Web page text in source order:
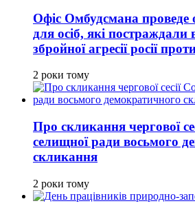
Офіс Омбудсмана проведе
для осіб, які постраждали
збройної агресії росії
2 роки тому
Про скликання чергової
селищної ради восьмого
скликання
2 роки тому